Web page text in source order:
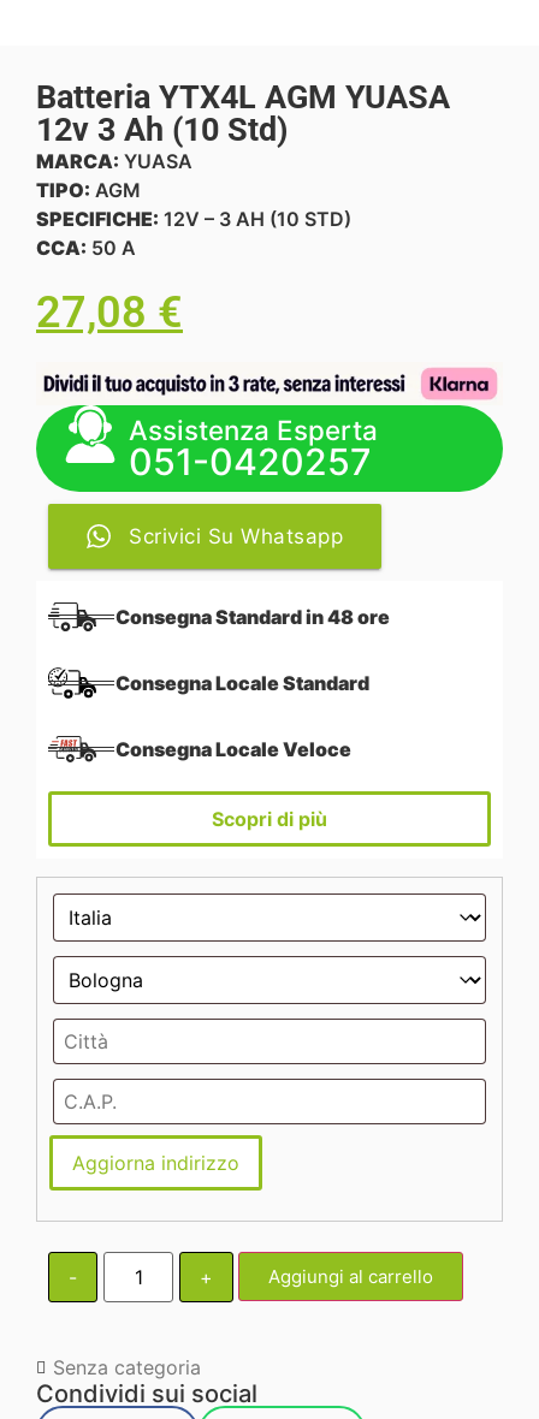
Batteria YTX4L AGM YUASA
12v 3 Ah (10 Std)
MARCA: YUASA
TIPO: AGM
SPECIFICHE: 12V – 3 AH (10 STD)
CCA: 50 A
27,08 €
Assistenza Esperta
051-0420257
Scrivici Su Whatsapp
Consegna Standard in 48 ore
Consegna Locale Standard
Consegna Locale Veloce
Scopri di più
Aggiorna indirizzo
- + Aggiungi al carrello
Senza categoria
Condividi sui social